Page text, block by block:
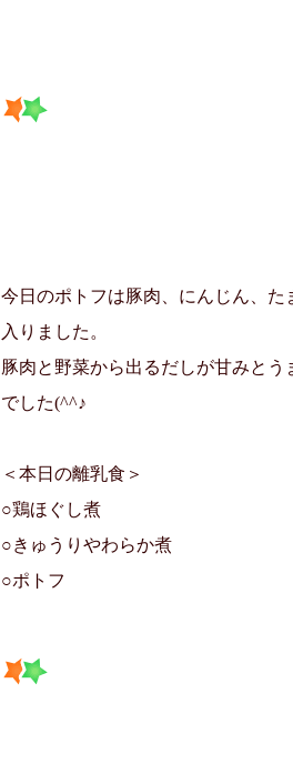
今日のポトフは豚肉、にんじん、
入りました。
豚肉と野菜から出るだしが甘みと
でした(^^♪
＜本日の離乳食＞
○鶏ほぐし煮
○きゅうりやわらか煮
○ポトフ